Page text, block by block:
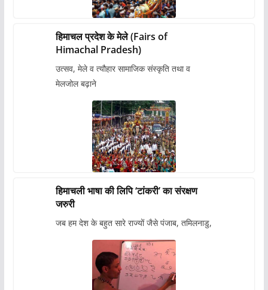
हिमाचल प्रदेश के मेले (Fairs of
Himachal Pradesh)
उत्सव, मेले व त्यौहार सामाजिक संस्कृति तथा व
मेलजोल बढ़ाने
हिमाचली भाषा की लिपि ‘टांकरी’ का संरक्षण
जरुरी
जब हम देश के बहुत सारे राज्यों जैसे पंजाब, तमिलनाडु,